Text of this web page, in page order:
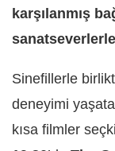
karşılanmış
Sinefillerle
deneyimi
kısa filmler